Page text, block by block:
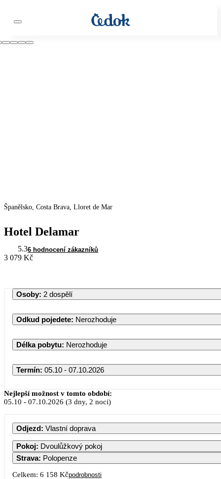
Španělsko, Costa Brava, Lloret de Mar
Hotel Delamar
5.36 hodnocení zákazníků
3 079 Kč
Osoby: 2 dospělí
Odkud pojedete: Nerozhoduje
Délka pobytu: Nerozhoduje
Termín: 05.10 - 07.10.2026
Říjen 2026
PO ÚT ST ČT PÁ SO
1 2 3
5 6 7 8 9 10
Nejlepší možnost v tomto období:
05.10 - 07.10.2026 (3 dny, 2 noci)
Odjezd: Vlastní doprava
Pokoj: Dvoulůžkový pokoj
Strava: Polopenze
Celkem: 6 158 Kčpodrobnosti